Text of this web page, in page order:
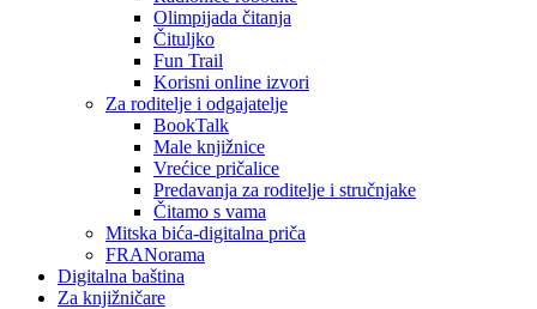
Olimpijada čitanja
Čituljko
Fun Trail
Korisni online izvori
Za roditelje i odgajatelje
BookTalk
Male knjižnice
Vrećice pričalice
Predavanja za roditelje i stručnjake
Čitamo s vama
Mitska bića-digitalna priča
FRANorama
Digitalna baština
Za knjižničare